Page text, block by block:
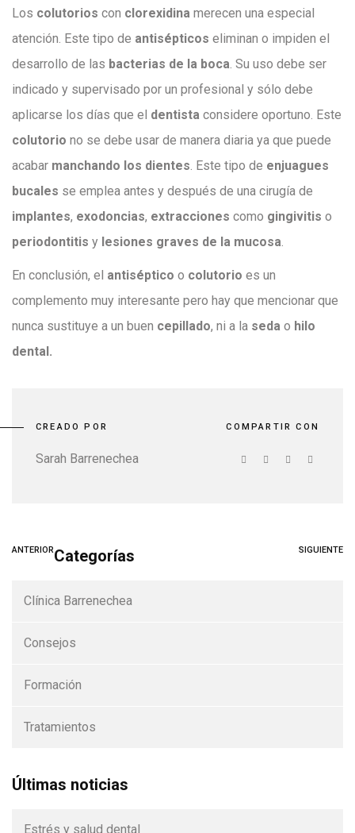
Los colutorios con clorexidina merecen una especial
atención. Este tipo de antisépticos eliminan o impiden el
desarrollo de las bacterias de la boca . Su uso debe ser
indicado y supervisado por un profesional y sólo debe
aplicarse los días que el dentista considere oportuno. Este
colutorio no se debe usar de manera diaria ya que puede
acabar manchando los dientes . Este tipo de enjuagues
bucales se emplea antes y después de una cirugía de
implantes, exodoncias, extracciones como gingivitis o
periodontitis y lesiones graves de la mucosa
En conclusión, el antiséptico o colutorio es un
complemento muy interesante pero hay que mencionar que
nunca sustituye a un buen cepillado, ni a la seda o hilo
dental.
CREADO POR
Sarah Barrenechea
COMPARTIR CON
ANTERIOR SIGUIENTE
Categorías
Clínica Barrenechea
Consejos
Formación
Tratamientos
Últimas noticias
Estrés y salud dental